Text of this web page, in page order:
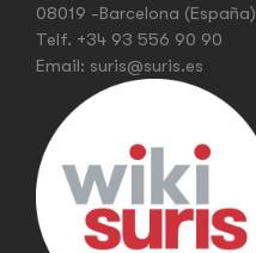
08019 -Barcelona (España)
Telf. +34 93 556 90 90
Email: suris@suris.es